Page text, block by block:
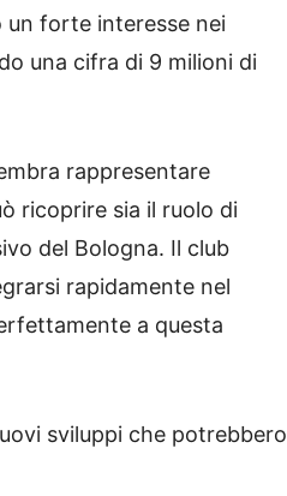
un forte interesse nei
una cifra di 9 milioni di
rappresentare
ricoprire sia il ruolo di
del Bologna. Il club
rapidamente nel
a questa
sviluppi che potrebbero